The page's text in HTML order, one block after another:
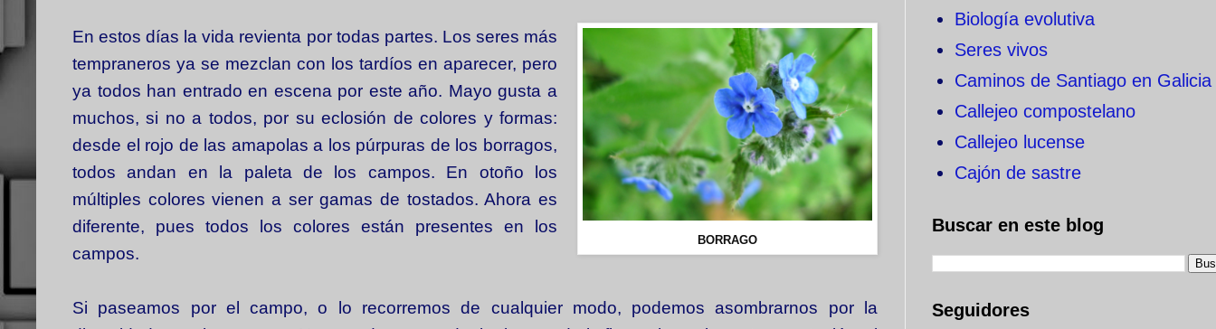
BORRAGO
En estos días la vida revienta por todas partes. Los seres más
tempraneros ya se mezclan con los tardíos en aparecer, pero
ya todos han entrado en escena por este año. Mayo gusta a
muchos, si no a todos, por su eclosión de colores y formas:
desde el rojo de las amapolas a los púrpuras de los borragos,
todos andan en la paleta de los campos. En otoño los
múltiples colores vienen a ser gamas de tostados. Ahora es
diferente, pues todos los colores están presentes en los
campos.
Si paseamos por el campo, o lo recorremos de cualquier modo, podemos asombrarnos por la
Biología evolutiva
Seres vivos
Caminos de Santiago en Galicia
Callejeo compostelano
Callejeo lucense
Cajón de sastre
Buscar en este blog
Seguidores